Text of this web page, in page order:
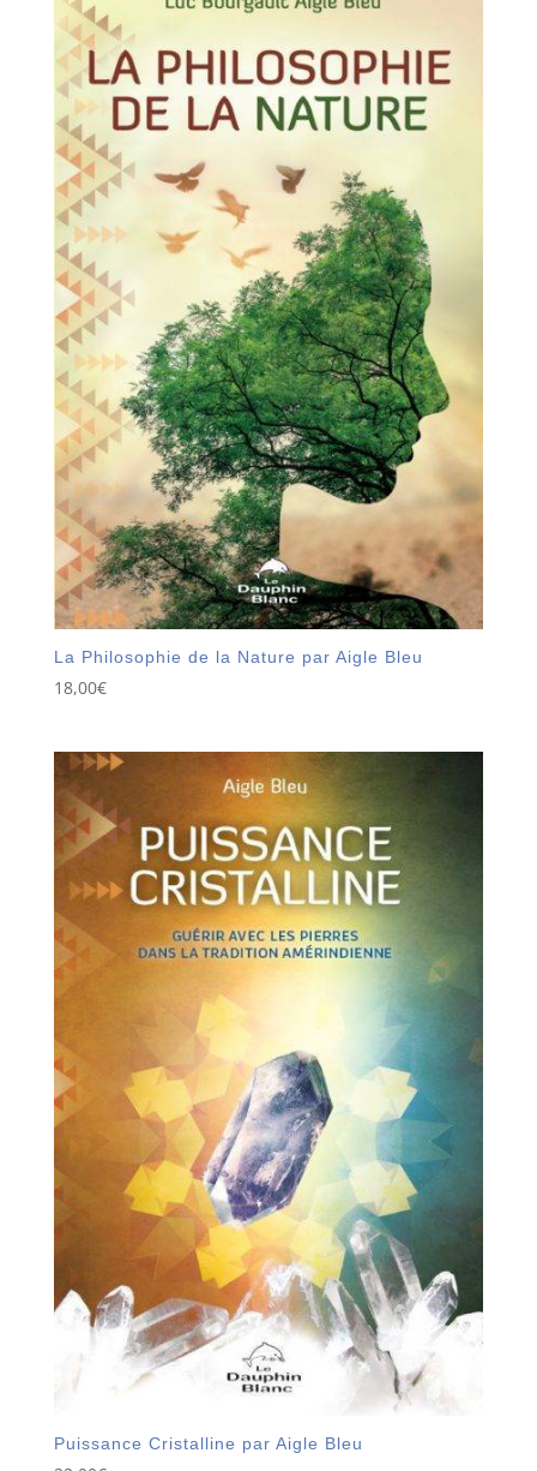
La Philosophie de la Nature par Aigle Bleu
18,00€
Puissance Cristalline par Aigle Bleu